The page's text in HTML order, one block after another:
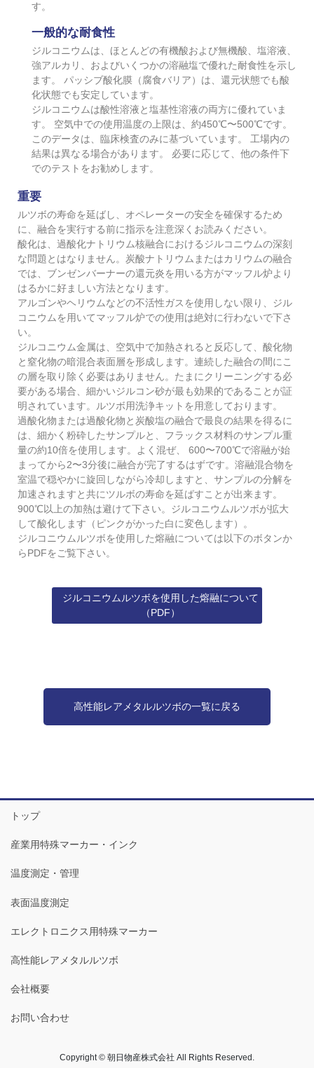
す。
一般的な耐食性
ジルコニウムは、ほとんどの有機酸および無機酸、塩溶液、
強アルカリ、およびいくつかの溶融塩で優れた耐食性を示し
ます。 パッシブ酸化膜（腐食バリア）は、還元状態でも酸
化状態でも安定しています。
ジルコニウムは酸性溶液と塩基性溶液の両方に優れていま
す。 空気中での使用温度の上限は、約450℃〜500℃です。
このデータは、臨床検査のみに基づいています。 工場内の
結果は異なる場合があります。 必要に応じて、他の条件下
でのテストをお勧めします。
重要
ルツボの寿命を延ばし、オペレーターの安全を確保するため
に、融合を実行する前に指示を注意深くお読みください。
酸化は、過酸化ナトリウム核融合におけるジルコニウムの深刻
な問題とはなりません。炭酸ナトリウムまたはカリウムの融合
では、ブンゼンバーナーの還元炎を用いる方がマッフル炉より
はるかに好ましい方法となります。
アルゴンやヘリウムなどの不活性ガスを使用しない限り、ジル
コニウムを用いてマッフル炉での使用は絶対に行わないで下さ
い。
ジルコニウム金属は、空気中で加熱されると反応して、酸化物
と窒化物の暗混合表面層を形成します。連続した融合の間にこ
の層を取り除く必要はありません。たまにクリーニングする必
要がある場合、細かいジルコン砂が最も効果的であることが証
明されています。ルツボ用洗浄キットを用意しております。
過酸化物または過酸化物と炭酸塩の融合で最良の結果を得るに
は、細かく粉砕したサンプルと、フラックス材料のサンプル重
量の約10倍を使用します。よく混ぜ、 600〜700℃で溶融が始
まってから2〜3分後に融合が完了するはずです。溶融混合物を
室温で穏やかに旋回しながら冷却しますと、サンプルの分解を
加速されますと共にツルボの寿命を延ばすことが出来ます。
900℃以上の加熱は避けて下さい。ジルコニウムルツボが拡大
して酸化します（ピンクがかった白に変色します）。
ジルコニウムルツボを使用した熔融については以下のボタンか
らPDFをご覧下さい。
ジルコニウムルツボを使用した熔融について
（PDF）
高性能レアメタルルツボの一覧に戻る
トップ
産業用特殊マーカー・インク
温度測定・管理
表面温度測定
エレクトロニクス用特殊マーカー
高性能レアメタルルツボ
会社概要
お問い合わせ
Copyright © 朝日物産株式会社 All Rights Reserved.